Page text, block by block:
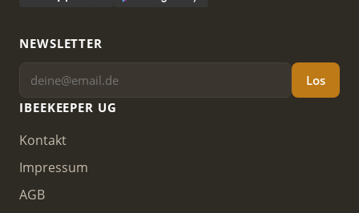
NEWSLETTER
Los
IBEEKEEPER UG
Kontakt
Impressum
AGB